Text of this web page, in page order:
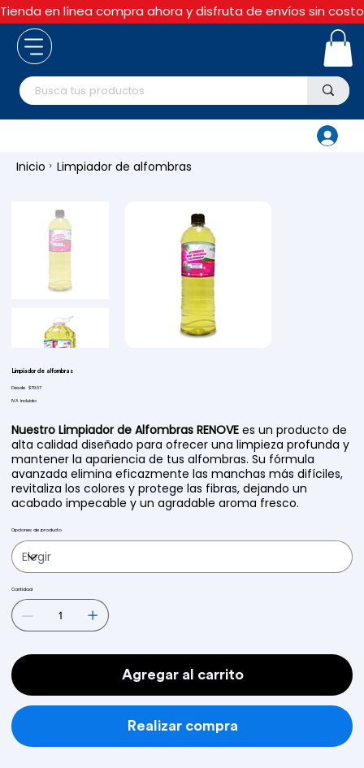
Tienda en línea compra ahora y disfruta de envíos sin
Inicio > Limpiador de alfombras
Limpiador de alfombras
Desde Precio
$79.67
IVA incluido
Nuestro Limpiador de Alfombras RENOVE es un producto de
alta calidad diseñado para ofrecer una limpieza profunda y
mantener la apariencia de tus alfombras. Su fórmula
avanzada elimina eficazmente las manchas más difíciles,
revitaliza los colores y protege las fibras, dejando un
acabado impecable y un agradable aroma fresco.
Opciones de producto
Cantidad
Agregar al carrito
Realizar compra